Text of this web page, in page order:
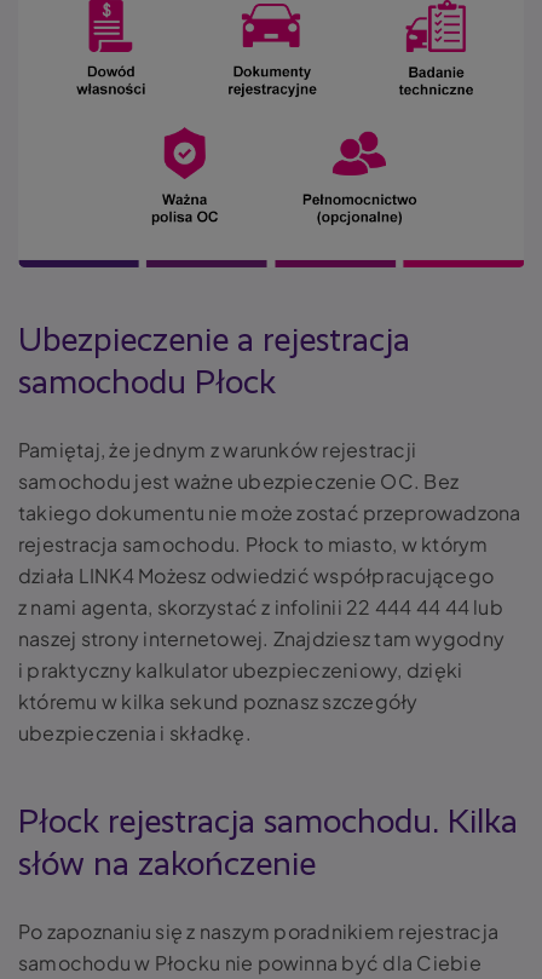
Ubezpieczenie a rejestracja
samochodu Płock
Pamiętaj, że jednym z warunków rejestracji
samochodu jest ważne ubezpieczenie OC. Bez
takiego dokumentu nie może zostać przeprowadzona
rejestracja samochodu. Płock to miasto, w którym
działa LINK4 Możesz odwiedzić współpracującego
z nami agenta, skorzystać z infolinii 22 444 44 44 lub
naszej strony internetowej. Znajdziesz tam wygodny
i praktyczny kalkulator ubezpieczeniowy, dzięki
któremu w kilka sekund poznasz szczegóły
ubezpieczenia i składkę.
Płock rejestracja samochodu. Kilka
słów na zakończenie
Po zapoznaniu się z naszym poradnikiem rejestracja
samochodu w Płocku nie powinna być dla Ciebie